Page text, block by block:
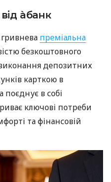
àбанк
преміальна
безкоштовного
депозитних
карткою в
поєднує в собі
ключові потреби
та фінансовій